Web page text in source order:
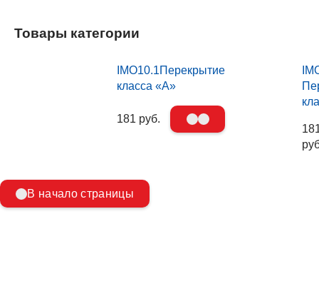
Товары категории
IMO10.1Перекрытие
класса «А»
181 руб.
В начало страницы